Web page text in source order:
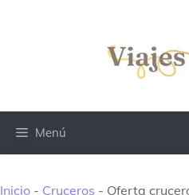
Menú
Inicio - Cruceros - Oferta